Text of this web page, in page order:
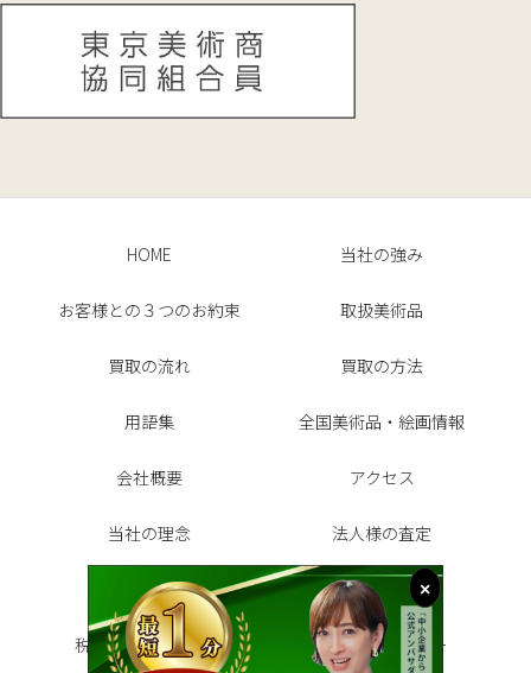
HOME 当社の強み
お客様との３つのお約束 取扱美術品
買取の流れ 買取の方法
用語集 全国美術品・絵画情報
会社概要 アクセス
当社の理念 法人様の査定
お客様の声 よくある質問
税金シミュレーター 代表インタビュー